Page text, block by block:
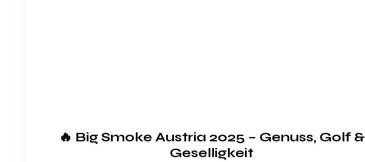
🔥 Big Smoke Austria 2025 – Genuss, Golf &
Geselligkeit